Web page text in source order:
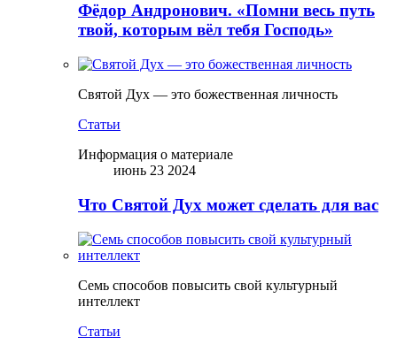
Фёдор Андронович. «Помни весь путь
твой, которым вёл тебя Господь»
Святой Дух — это божественная личность
Статьи
Информация о материале
июнь 23 2024
Что Святой Дух может сделать для вас
Семь способов повысить свой культурный
интеллект
Статьи